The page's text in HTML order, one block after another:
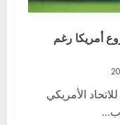
أمريكا رغم
الأمريكي